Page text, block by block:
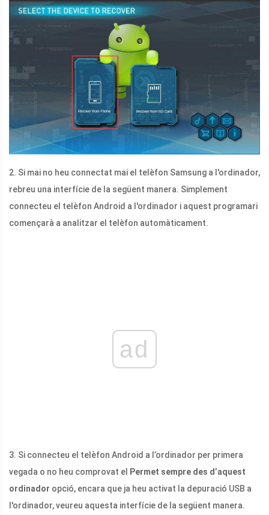
2. Si mai no heu connectat mai el telèfon Samsung a l'ordinador,
rebreu una interfície de la següent manera. Simplement
connecteu el telèfon Android a l'ordinador i aquest programari
començarà a analitzar el telèfon automàticament.
ad
3. Si connecteu el telèfon Android a l’ordinador per primera
vegada o no heu comprovat el
Permet sempre des d’aquest
ordinador opció, encara que ja heu activat la depuració USB a
l'ordinador, veureu aquesta interfície de la següent manera.